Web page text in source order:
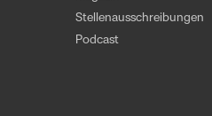
Stellenausschreibungen
Podcast